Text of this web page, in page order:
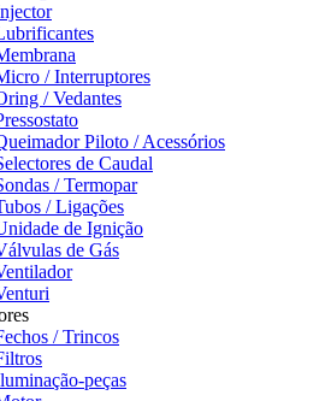
/ Interruptores
/ Vedantes
Piloto / Acessórios
de Caudal
/ Termopar
/ Ligações
de Ignição
de Gás
/ Trincos
peças